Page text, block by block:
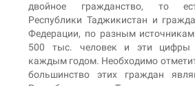
двойное гражданство, то
Республики Таджикистан и
Федерации, по разным источникам
500 тыс. человек и эти цифры
каждым годом. Необходимо
большинство этих граждан